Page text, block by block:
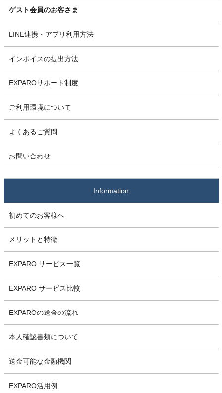
ゲスト会員のお客さま
LINE連携・アプリ利用方法
インボイスの提出方法
EXPAROサポート制度
ご利用環境について
よくあるご質問
お問い合わせ
Information
初めてのお客様へ
メリットと特徴
EXPARO サービス一覧
EXPARO サービス比較
EXPAROの送金の流れ
本人確認書類について
送金可能な金融機関
EXPARO活用例